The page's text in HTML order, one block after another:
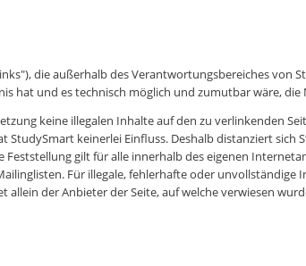
die außerhalb des Verantwortungsbereiches von
hat und es technisch möglich und zumutbar wäre,
keine illegalen Inhalte auf den zu verlinkenden
keinerlei Einfluss. Deshalb distanziert
gilt für alle innerhalb des eigenen
Für illegale, fehlerhafte oder
der Anbieter der Seite, auf welche verwiesen